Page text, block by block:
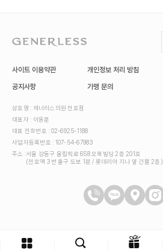
사이트 이용약관
개인정보 처리 방침
공지사항
가맹 문의
상호명 : 제너리스의원 천호점
대표자 : 이용훈
대표 전화번호 : 02-6925-1188
사업자등록번호 : 107-54-67983
주소 :서울 강동구 올림픽로 658 오복빌딩 2층 201호
(천호역 3번 출구 도보 1분 / 롯데리아 지나 옆 건물 2층)